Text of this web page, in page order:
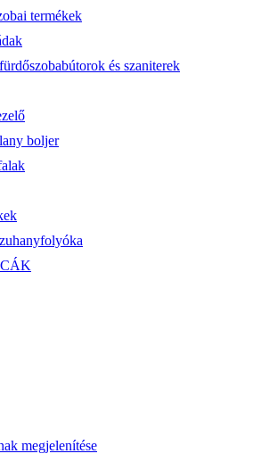
termékek
és szaniterek
boljer
megjelenítése